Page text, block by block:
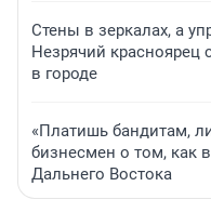
Стены в зеркалах, а
Незрячий красноярец
в городе
«Платишь бандитам,
бизнесмен о том, как
Дальнего Востока